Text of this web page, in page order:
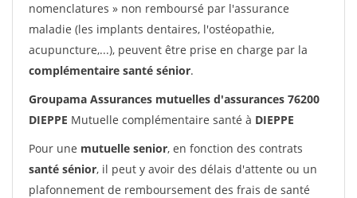
nomenclatures » non remboursé par l'assurance
maladie (les implants dentaires, l'ostéopathie,
acupuncture,...), peuvent être prise en charge par la
complémentaire santé sénior.
Groupama Assurances mutuelles d'assurances 76200
DIEPPE Mutuelle complémentaire santé à DIEPPE
Pour une mutuelle senior, en fonction des contrats
santé sénior, il peut y avoir des délais d'attente ou un
plafonnement de remboursement des frais de santé